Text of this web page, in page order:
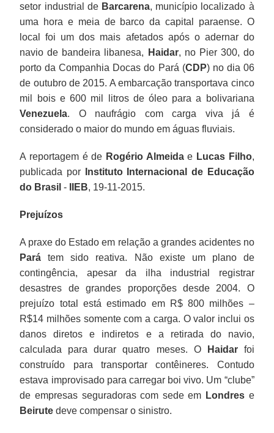
setor industrial de Barcarena, município localizado à
uma hora e meia de barco da capital paraense. O
local foi um dos mais afetados após o adernar do
navio de bandeira libanesa,
Haidar, no Pier 300, do
porto da Companhia Docas do Pará (CDP) no dia 06
de outubro de 2015. A embarcação transportava cinco
mil bois e 600 mil litros de óleo para a bolivariana
Venezuela. O naufrágio com carga viva já é
considerado o maior do mundo em águas fluviais.
A reportagem é de Rogério Almeidae Lucas Filho,
publicada por
Instituto Internacional de Educação
do Brasil - IIEB, 19-11-2015.
Prejuízos
A praxe do Estado em relação a grandes acidentes no
Pará tem sido reativa. Não existe um plano de
contingência, apesar da ilha industrial registrar
desastres de grandes proporções desde 2004. O
prejuízo total está estimado em R$ 800 milhões –
R$14 milhões somente com a carga. O valor inclui os
danos diretos e indiretos e a retirada do navio,
calculada para durar quatro meses. O
Haidarfoi
construído para transportar contêineres. Contudo
estava improvisado para carregar boi vivo. Um “clube”
de empresas seguradoras com sede em Londres e
Beirute deve compensar o sinistro.